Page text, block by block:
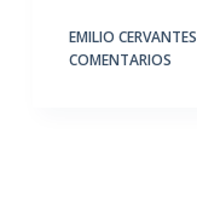
EMILIO CERVANTES
COMENTARIOS